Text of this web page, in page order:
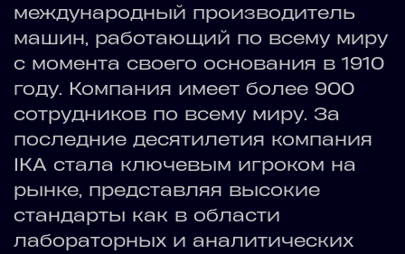
международный производитель
машин, работающий по всему миру
с момента своего основания в 1910
году. Компания имеет более 900
сотрудников по всему миру. За
последние десятилетия компания
IKA стала ключевым игроком на
рынке, представляя высокие
стандарты как в области
лабораторных и аналитических